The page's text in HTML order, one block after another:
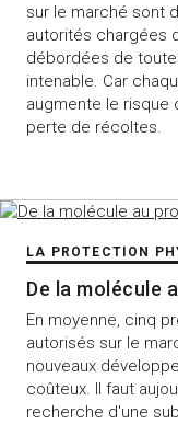
sur le marché sont
autorités chargées
débordées de
intenable. Car
augmente le risque
perte de récoltes.
LA PROTECTION
De la molécule
En moyenne, cinq
autorisés sur le
nouveaux
coûteux. Il faut
recherche d'une